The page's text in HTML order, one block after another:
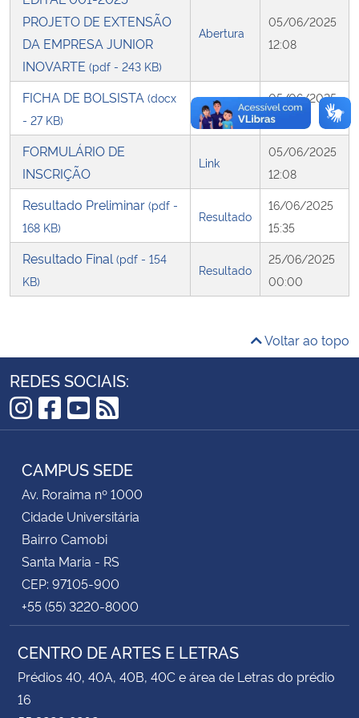
Secretaria-Geral
Secretaria de Governo
Gabinete de Segurança Institucional
Advocacia-Geral da União
Banco Central do Brasil
PROJETO DE EXTENSÃO
DA EMPRESA JUNIOR
INOVARTE (pdf - 243 KB)
Abertura
05/06/2025
12:08
FICHA DE BOLSISTA (docx
- 27 KB)
Outro
05/06/2025
12:08
FORMULÁRIO DE
INSCRIÇÃO
Link
05/06/2025
12:08
Resultado Preliminar (pdf -
168 KB)
Resultado
16/06/2025
15:35
Resultado Final(pdf - 154
KB)
Resultado
25/06/2025
00:00
Voltar ao topo
REDES SOCIAIS:
Instagram
Facebook
YouTube
RSS
CAMPUS SEDE
Av. Roraima nº 1000
Cidade Universitária
Bairro Camobi
Santa Maria - RS
CEP: 97105-900
+55 (55) 3220-8000
CENTRO DE ARTES E LETRAS
Prédios 40, 40A, 40B, 40C e área de Letras do prédio
16